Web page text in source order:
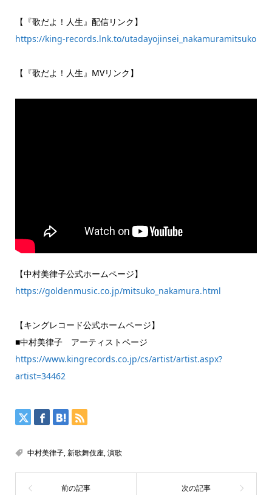
【『歌だよ！人生』配信リンク】
https://king-records.lnk.to/utadayojinsei_nakamuramitsuko
【『歌だよ！人生』MVリンク】
【中村美律子公式ホームページ】
https://goldenmusic.co.jp/mitsuko_nakamura.html
【キングレコード公式ホームページ】
■中村美律子 アーティストページ
https://www.kingrecords.co.jp/cs/artist/artist.aspx?
artist=34462
中村美律子,新歌舞伎座,演歌